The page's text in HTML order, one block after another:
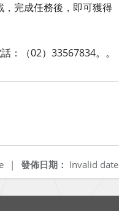
完成任務後，即可獲得
：（02）33567834。。
發佈日期： Invalid date
|